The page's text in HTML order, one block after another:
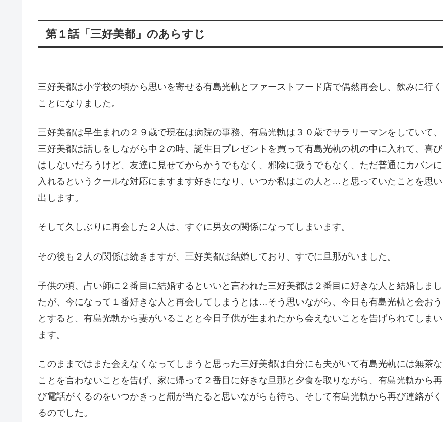
第１話「三好美都」のあらすじ
三好美都は小学校の頃から思いを寄せる有島光軌とファーストフード店で偶然再会し、飲みに行く
ことになりました。
三好美都は早生まれの２９歳で現在は病院の事務、有島光軌は３０歳でサラリーマンをしていて、
三好美都は話しをしながら中２の時、誕生日プレゼントを買って有島光軌の机の中に入れて、喜び
はしないだろうけど、友達に見せてからかうでもなく、邪険に扱うでもなく、ただ普通にカバンに
入れるというクールな対応にますます好きになり、いつか私はこの人と…と思っていたことを思い
出します。
そして久しぶりに再会した２人は、すぐに男女の関係になってしまいます。
その後も２人の関係は続きますが、三好美都は結婚しており、すでに旦那がいました。
子供の頃、占い師に２番目に結婚するといいと言われた三好美都は２番目に好きな人と結婚しまし
たが、今になって１番好きな人と再会してしまうとは…そう思いながら、今日も有島光軌と会おう
とすると、有島光軌から妻がいることと今日子供が生まれたから会えないことを告げられてしまい
ます。
このままではまた会えなくなってしまうと思った三好美都は自分にも夫がいて有島光軌には無茶な
ことを言わないことを告げ、家に帰って２番目に好きな旦那と夕食を取りながら、有島光軌から再
び電話がくるのをいつかきっと罰が当たると思いながらも待ち、そして有島光軌から再び連絡がく
るのでした。